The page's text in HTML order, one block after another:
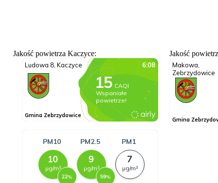
Jakość powietrza Kaczyce: Jakość